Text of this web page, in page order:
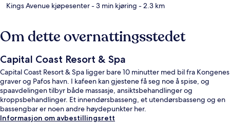
Kings Avenue kjøpesenter- 3 min kjøring - 2.3 km
Om dette overnattingsstedet
Capital Coast Resort & Spa
Capital Coast Resort & Spa ligger bare 10 minutter med bil fra Kongenes
graver og Pafos havn. I kafeen kan gjestene få seg noe å spise, og
spaavdelingen tilbyr både massasje, ansiktsbehandlinger og
kroppsbehandlinger. Et innendørsbasseng, et utendørsbasseng og en
bassengbar er noen andre høydepunkter her.
Informasjon om avbestillingsrett